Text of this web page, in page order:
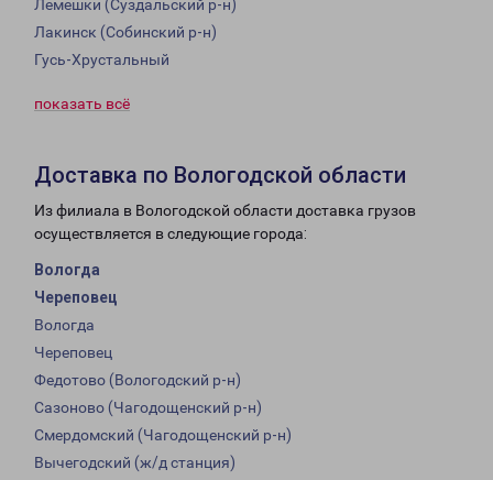
Лемешки (Суздальский р-н)
Лакинск (Собинский р-н)
Гусь-Хрустальный
показать всё
Доставка по Вологодской области
Из филиала в Вологодской области доставка грузов
осуществляется в следующие города:
Вологда
Череповец
Вологда
Череповец
Федотово (Вологодский р-н)
Сазоново (Чагодощенский р-н)
Смердомский (Чагодощенский р-н)
Вычегодский (ж/д станция)